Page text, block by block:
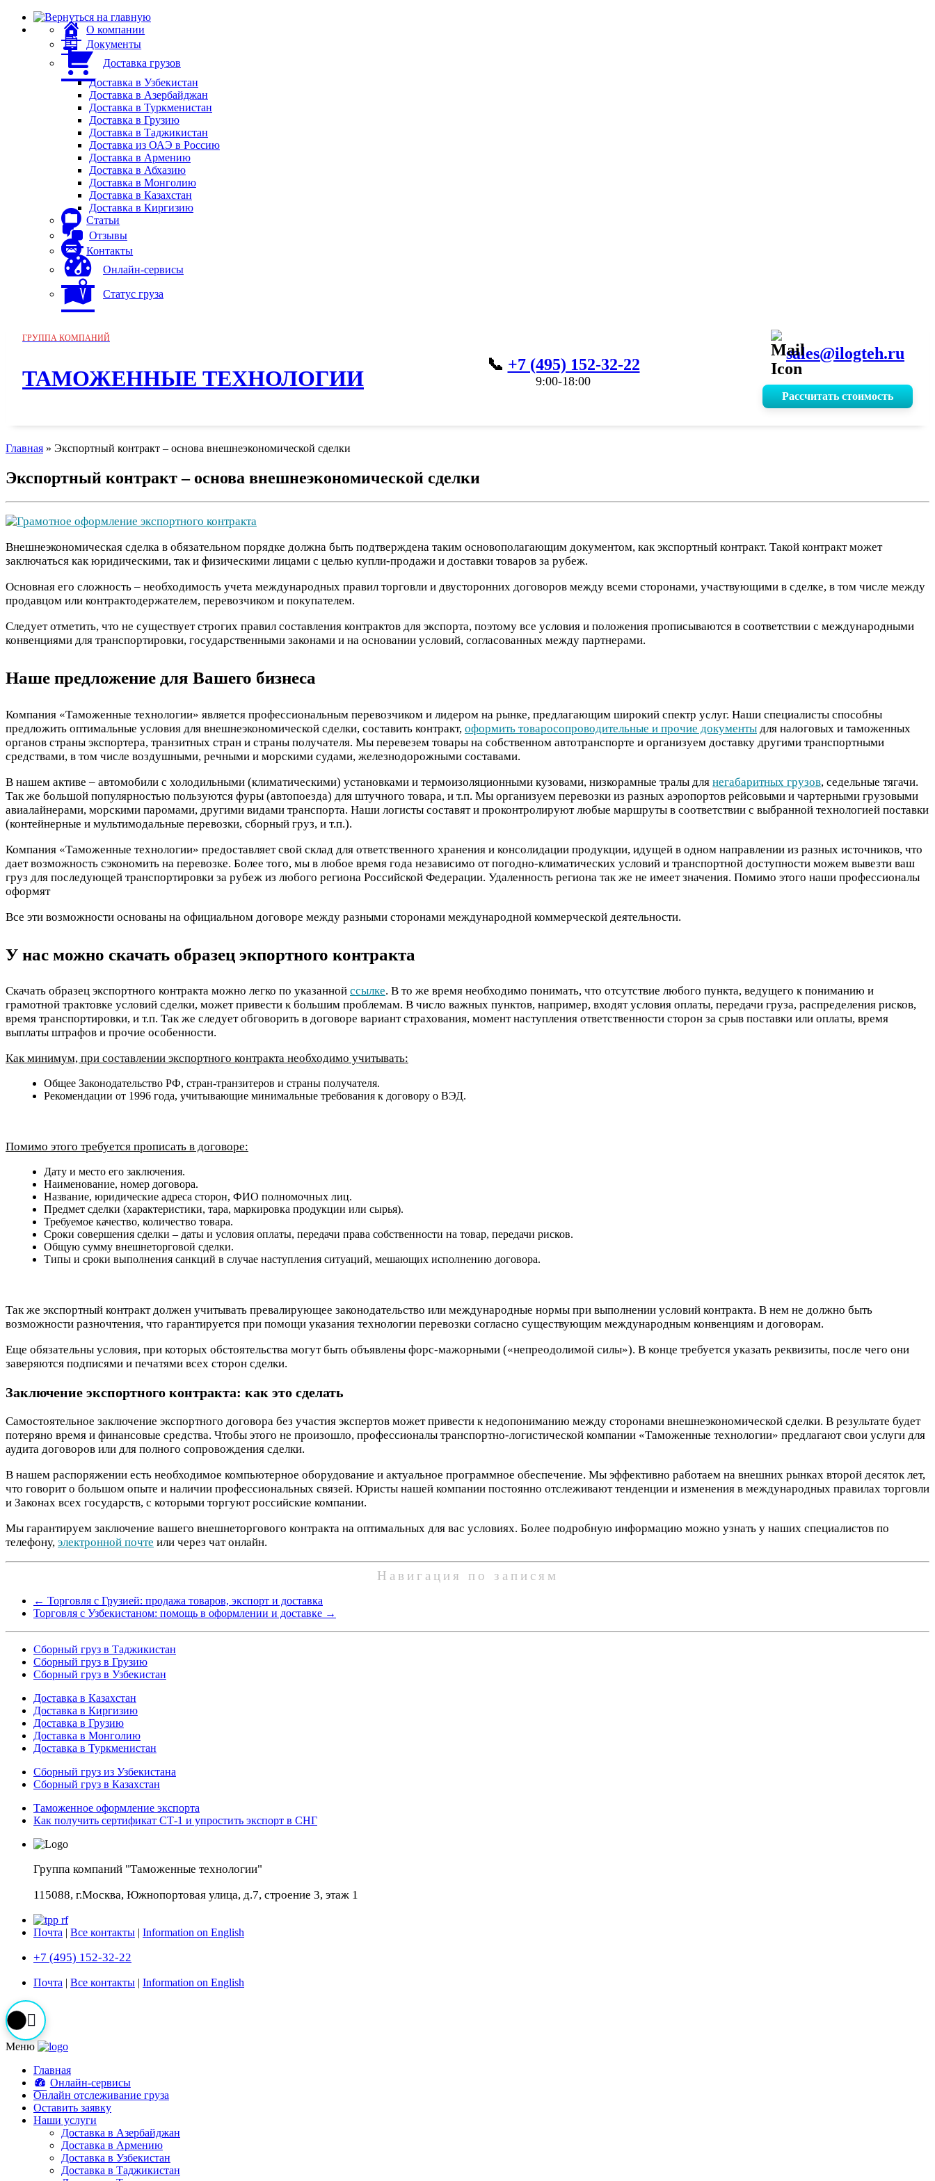
О компании
Документы
Доставка грузов
Доставка в Узбекистан
Доставка в Азербайджан
Доставка в Туркменистан
Доставка в Грузию
Доставка в Таджикистан
Доставка из ОАЭ в Россию
Доставка в Армению
Доставка в Абхазию
Доставка в Монголию
Доставка в Казахстан
Доставка в Киргизию
Статьи
Отзывы
Контакты
Онлайн-сервисы
Статус груза
ГРУППА КОМПАНИЙ
ТАМОЖЕННЫЕ ТЕХНОЛОГИИ
+7 (495) 152-32-22
9:00-18:00
sales@ilogteh.ru
Рассчитать стоимость
Главная » Экспортный контракт – основа внешнеэкономической сделки
Экспортный контракт – основа внешнеэкономической сделки
Внешнеэкономическая сделка в обязательном порядке должна быть подтверждена таким основополагающим документом, как экспортный контракт. Такой контракт может
заключаться как юридическими, так и физическими лицами с целью купли-продажи и доставки товаров за рубеж.
Основная его сложность – необходимость учета международных правил торговли и двусторонних договоров между всеми сторонами, участвующими в сделке, в том числе между
продавцом или контрактодержателем, перевозчиком и покупателем.
Следует отметить, что не существует строгих правил составления контрактов для экспорта, поэтому все условия и положения прописываются в соответствии с международными
конвенциями для транспортировки, государственными законами и на основании условий, согласованных между партнерами.
Наше предложение для Вашего бизнеса
Компания «Таможенные технологии» является профессиональным перевозчиком и лидером на рынке, предлагающим широкий спектр услуг. Наши специалисты способны
предложить оптимальные условия для внешнеэкономической сделки, составить контракт, оформить товаросопроводительные и прочие документы для налоговых и таможенных
органов страны экспортера, транзитных стран и страны получателя. Мы перевезем товары на собственном автотранспорте и организуем доставку другими транспортными
средствами, в том числе воздушными, речными и морскими судами, железнодорожными составами.
В нашем активе – автомобили с холодильными (климатическими) установками и термоизоляционными кузовами, низкорамные тралы для негабаритных грузов, седельные тягачи.
Так же большой популярностью пользуются фуры (автопоезда) для штучного товара, и т.п. Мы организуем перевозки из разных аэропортов рейсовыми и чартерными грузовыми
авиалайнерами, морскими паромами, другими видами транспорта. Наши логисты составят и проконтролируют любые маршруты в соответствии с выбранной технологией поставки
(контейнерные и мультимодальные перевозки, сборный груз, и т.п.).
Компания «Таможенные технологии» предоставляет свой склад для ответственного хранения и консолидации продукции, идущей в одном направлении из разных источников, что
дает возможность сэкономить на перевозке. Более того, мы в любое время года независимо от погодно-климатических условий и транспортной доступности можем вывезти ваш
груз для последующей транспортировки за рубеж из любого региона Российской Федерации. Удаленность региона так же не имеет значения. Помимо этого наши профессионалы
оформят
Все эти возможности основаны на официальном договоре между разными сторонами международной коммерческой деятельности.
У нас можно скачать образец экпортного контракта
Скачать образец экспортного контракта можно легко по указанной ссылке. В то же время необходимо понимать, что отсутствие любого пункта, ведущего к пониманию и
грамотной трактовке условий сделки, может привести к большим проблемам. В число важных пунктов, например, входят условия оплаты, передачи груза, распределения рисков,
время транспортировки, и т.п. Так же следует обговорить в договоре вариант страхования, момент наступления ответственности сторон за срыв поставки или оплаты, время
выплаты штрафов и прочие особенности.
Как минимум, при составлении экспортного контракта необходимо учитывать:
Общее Законодательство РФ, стран-транзитеров и страны получателя.
Рекомендации от 1996 года, учитывающие минимальные требования к договору о ВЭД.
Помимо этого требуется прописать в договоре:
Дату и место его заключения.
Наименование, номер договора.
Название, юридические адреса сторон, ФИО полномочных лиц.
Предмет сделки (характеристики, тара, маркировка продукции или сырья).
Требуемое качество, количество товара.
Сроки совершения сделки – даты и условия оплаты, передачи права собственности на товар, передачи рисков.
Общую сумму внешнеторговой сделки.
Типы и сроки выполнения санкций в случае наступления ситуаций, мешающих исполнению договора.
Так же экспортный контракт должен учитывать превалирующее законодательство или международные нормы при выполнении условий контракта. В нем не должно быть
возможности разночтения, что гарантируется при помощи указания технологии перевозки согласно существующим международным конвенциям и договорам.
Еще обязательны условия, при которых обстоятельства могут быть объявлены форс-мажорными («непреодолимой силы»). В конце требуется указать реквизиты, после чего они
заверяются подписями и печатями всех сторон сделки.
Заключение экспортного контракта: как это сделать
Самостоятельное заключение экспортного договора без участия экспертов может привести к недопониманию между сторонами внешнеэкономической сделки. В результате будет
потеряно время и финансовые средства. Чтобы этого не произошло, профессионалы транспортно-логистической компании «Таможенные технологии» предлагают свои услуги для
аудита договоров или для полного сопровождения сделки.
В нашем распоряжении есть необходимое компьютерное оборудование и актуальное программное обеспечение. Мы эффективно работаем на внешних рынках второй десяток лет,
что говорит о большом опыте и наличии профессиональных связей. Юристы нашей компании постоянно отслеживают тенденции и изменения в международных правилах торговли
и Законах всех государств, с которыми торгуют российские компании.
Мы гарантируем заключение вашего внешнеторгового контракта на оптимальных для вас условиях. Более подробную информацию можно узнать у наших специалистов по
телефону, электронной почте или через чат онлайн.
Навигация по записям
← Торговля с Грузией: продажа товаров, экспорт и доставка
Торговля с Узбекистаном: помощь в оформлении и доставке →
Сборный груз в Таджикистан
Сборный груз в Грузию
Сборный груз в Узбекистан
Доставка в Казахстан
Доставка в Киргизию
Доставка в Грузию
Доставка в Монголию
Доставка в Туркменистан
Cборный груз из Узбекистана
Сборный груз в Казахстан
Таможенное оформление экспорта
Как получить сертификат СТ-1 и упростить экспорт в СНГ
Группа компаний "Таможенные технологии"
115088, г.Москва, Южнопортовая улица, д.7, строение 3, этаж 1
Почта | Все контакты | Information on English
+7 (495) 152-32-22
Почта | Все контакты | Information on English
Меню
Главная
Онлайн-сервисы
Онлайн отслеживание груза
Оставить заявку
Наши услуги
Доставка в Азербайджан
Доставка в Армению
Доставка в Узбекистан
Доставка в Таджикистан